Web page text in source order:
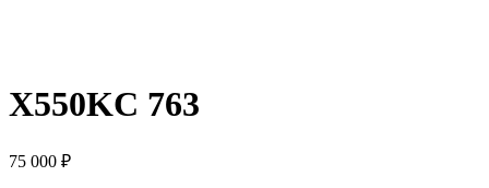
X550KC 763
75 000 ₽